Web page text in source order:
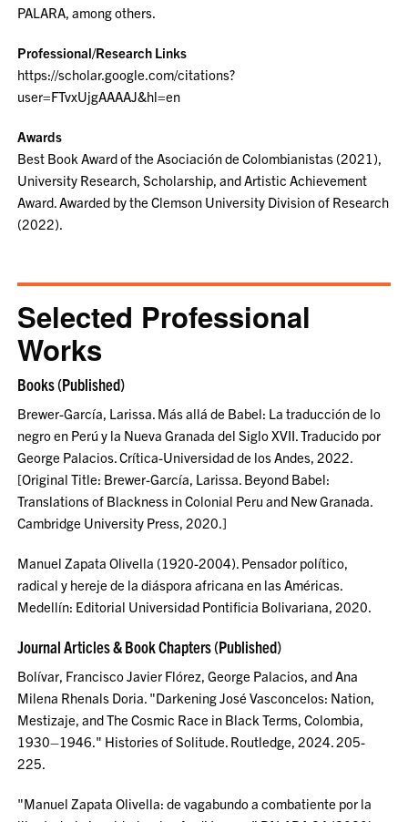
PALARA, among others.
Professional/Research Links
https://scholar.google.com/citations?
user=FTvxUjgAAAAJ&hl=en
Awards
Best Book Award of the Asociación de Colombianistas (2021),
University Research, Scholarship, and Artistic Achievement
Award. Awarded by the Clemson University Division of Research
(2022).
Selected Professional
Works
Books (Published)
Brewer-García, Larissa. Más allá de Babel: La traducción de lo
negro en Perú y la Nueva Granada del Siglo XVII. Traducido por
George Palacios. Crítica-Universidad de los Andes, 2022.
[Original Title: Brewer-García, Larissa. Beyond Babel:
Translations of Blackness in Colonial Peru and New Granada.
Cambridge University Press, 2020.]
Manuel Zapata Olivella (1920-2004). Pensador político,
radical y hereje de la diáspora africana en las Américas.
Medellín: Editorial Universidad Pontificia Bolivariana, 2020.
Journal Articles & Book Chapters (Published)
Bolívar, Francisco Javier Flórez, George Palacios, and Ana
Milena Rhenals Doria. "Darkening José Vasconcelos: Nation,
Mestizaje, and The Cosmic Race in Black Terms, Colombia,
1930–1946." Histories of Solitude. Routledge, 2024. 205-
225.
"Manuel Zapata Olivella: de vagabundo a combatiente por la